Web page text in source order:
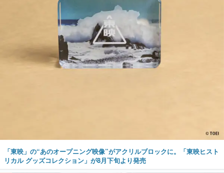
「東映」の“あのオープニング映像”がアクリルブロックに。「東映ヒスト
リカル グッズコレクション」が8月下旬より発売